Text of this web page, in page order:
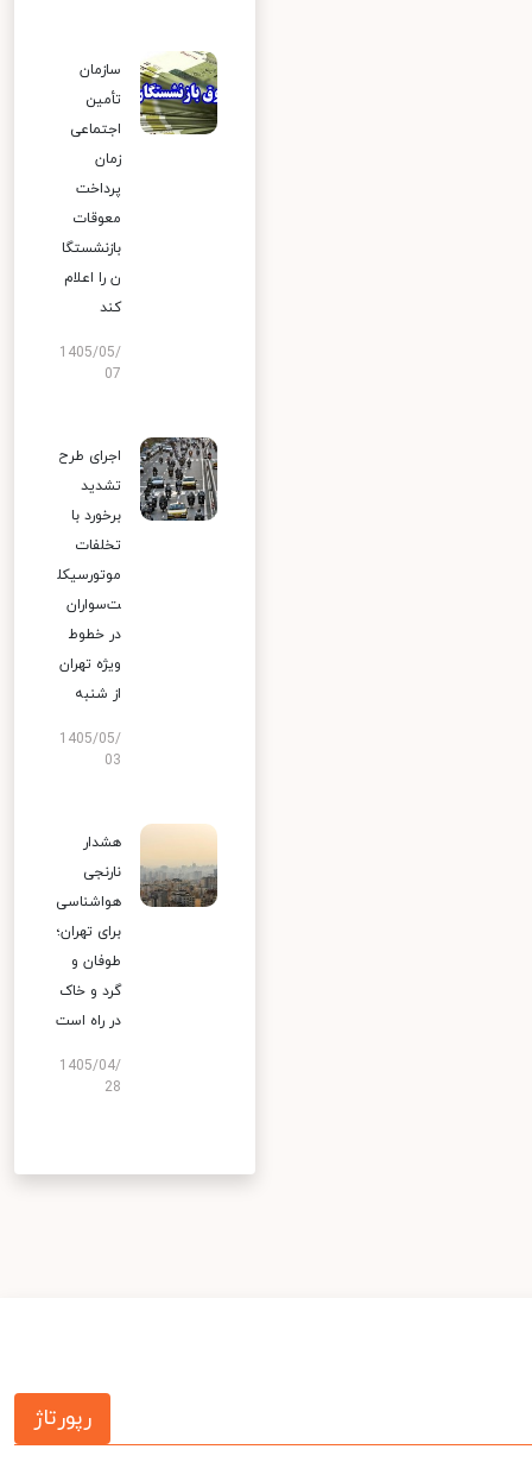
سازمان
تأمین
اجتماعی
زمان
پرداخت
معوقات
بازنشستگا
ن را اعلام
کند
1405/05/
07
اجرای طرح
تشدید
برخورد با
تخلفات
موتورسیکل
ت‌سواران
در خطوط
ویژه تهران
از شنبه
1405/05/
03
هشدار
نارنجی
هواشناسی
برای تهران؛
طوفان و
گرد و خاک
در راه است
1405/04/
28
رپورتاژ